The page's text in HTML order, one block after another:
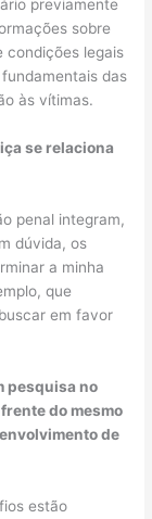
previamente
sobre
condições legais
das
às vítimas.
se relaciona
penal integram,
dúvida, os
a minha
que
em favor
pesquisa no
do mesmo
de
estão